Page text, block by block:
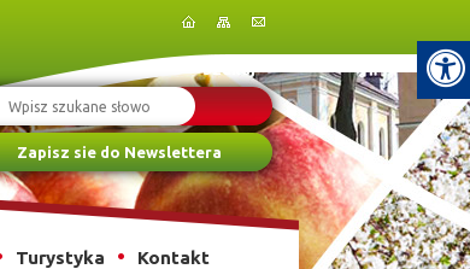
Szukaj
Zapisz sie do Newslettera
Turystyka Kontakt